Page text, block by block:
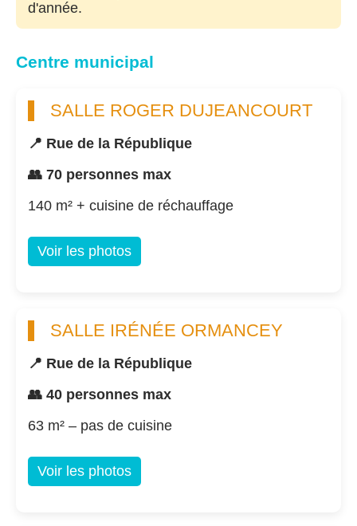
d'année.
Centre municipal
SALLE ROGER DUJEANCOURT
📍 Rue de la République
👥 70 personnes max
140 m² + cuisine de réchauffage
Voir les photos
SALLE IRÉNÉE ORMANCEY
📍 Rue de la République
👥 40 personnes max
63 m² – pas de cuisine
Voir les photos